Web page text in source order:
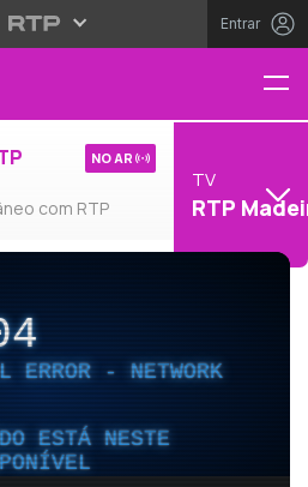
Entrar
com RTP
NO AR
TV
RTP
ERROR - NETWORK
ESTÁ NESTE